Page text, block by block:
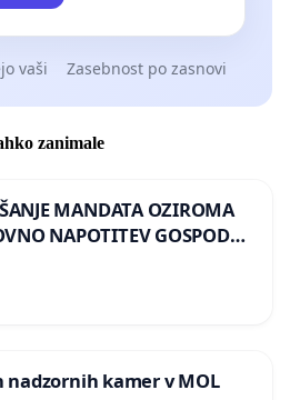
vaši Zasebnost po zasnovi
zanimale
MANDATA OZIROMA
NAPOTITEV GOSPODA
NA VELEPOSLANIŠTVO
V MOSKVI
kamer v MOL